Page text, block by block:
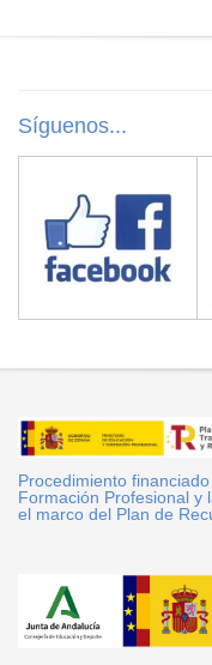
Síguenos...
Procedimiento
Formación Profesional y
el marco del Plan de